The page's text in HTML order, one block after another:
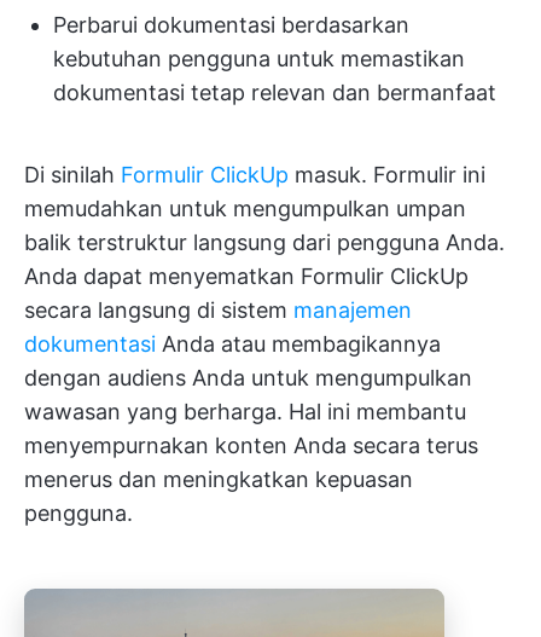
Perbarui dokumentasi berdasarkan
kebutuhan pengguna untuk memastikan
dokumentasi tetap relevan dan bermanfaat
Di sinilah Formulir ClickUp masuk. Formulir ini
memudahkan untuk mengumpulkan umpan
balik terstruktur langsung dari pengguna Anda.
Anda dapat menyematkan Formulir ClickUp
secara langsung di sistem manajemen
dokumentasi Anda atau membagikannya
dengan audiens Anda untuk mengumpulkan
wawasan yang berharga. Hal ini membantu
menyempurnakan konten Anda secara terus
menerus dan meningkatkan kepuasan
pengguna.